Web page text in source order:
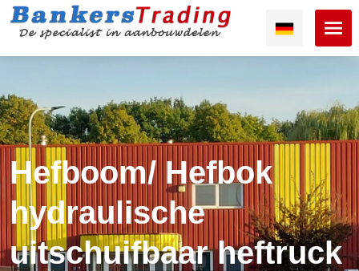
Hefboom/ Hefbok
hydraulische
uitschuifbaar heftruck